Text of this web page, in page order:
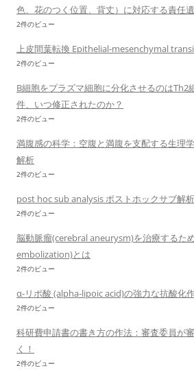
色、花のつく位置、背丈）に対応する責任
2件のビュー
上皮間葉転換 Epithelial-mesenchymal
2件のビュー
B細胞をプラズマ細胞に分化させるのはTh2
件、いつ修正されたのか？
2件のビュー
満腹感の科学：空腹と満腹を支配する生理
解析
2件のビュー
post hoc sub analysis ポストホックサブ解
2件のビュー
脳動脈瘤(cerebral aneurysm)を治療するた
embolization)とは
2件のビュー
α-リポ酸 (alpha-lipoic acid)の強力な抗酸化
2件のビュー
科研費申請書の書き方の作法：審査委員が
く！
2件のビュー